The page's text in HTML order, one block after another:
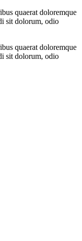
quaerat doloremque
sit dolorum, odio
quaerat doloremque
sit dolorum, odio